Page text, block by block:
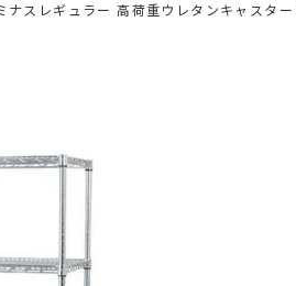
ナスレギュラー 高荷重ウレタンキャス